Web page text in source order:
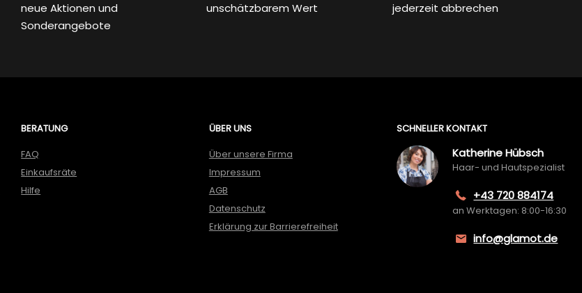
neue Aktionen und
Sonderangebote
unschätzbarem Wert
jederzeit abbrechen
BERATUNG
FAQ
Einkaufsräte
Hilfe
ÜBER UNS
Über unsere Firma
Impressum
AGB
Datenschutz
Erklärung zur Barrierefreiheit
SCHNELLER KONTAKT
Katherine Hübsch
Haar- und Hautspezialist
+43 720 884174
an Werktagen: 8:00-16:30
info@glamot.de